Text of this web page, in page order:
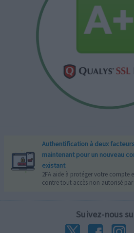
Authentification à deux
maintenant pour un nouveau
existant
2FA aide à protéger votre compte
contre tout accès non autorisé par
Suivez-nous